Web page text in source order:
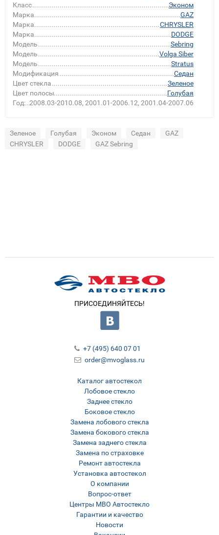
Класс
Эконом
Марка
GAZ
Марка
CHRYSLER
Марка
DODGE
Модель
Sebring
Модель
Volga Siber
Модель
Stratus
Модификация
Седан
Цвет стекла
Зеленое
Цвет полосы
Голубая
Год: 2008.03-2010.08, 2001.01-2006.12, 2001.04-2007.06
Зеленое Голубая Эконом Седан
GAZ
CHRYSLER
DODGE GAZ Sebring
ПРИСОЕДИНЯЙТЕСЬ!
Каталог автостекол
Лобовое стекло
Заднее стекло
Боковое стекло
Замена лобового стекла
Замена бокового стекла
Замена заднего стекла
Замена по страховке
Ремонт автостекла
Установка автостекол
О компании
Вопрос-ответ
Центры МВО Автостекло
Гарантии и качество
Новости
+7 (495) 640 07 01
order@mvoglass.ru